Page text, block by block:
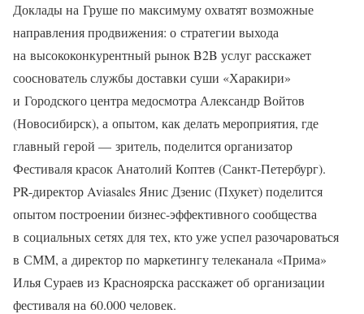
Доклады на Груше по максимуму охватят возможные
направления продвижения: о стратегии выхода
на высококонкурентный рынок B2B услуг расскажет
сооснователь службы доставки суши «Харакири»
и Городского центра медосмотра Александр Войтов
(Новосибирск), а опытом, как делать мероприятия, где
главный герой — зритель, поделится организатор
Фестиваля красок Анатолий Коптев (Санкт-Петербург).
PR-директор Aviasales Янис Дзенис (Пхукет) поделится
опытом построении бизнес-эффективного сообщества
в социальных сетях для тех, кто уже успел разочароваться
в СММ, а директор по маркетингу телеканала «Прима»
Илья Сураев из Красноярска расскажет об организации
фестиваля на 60.000 человек.